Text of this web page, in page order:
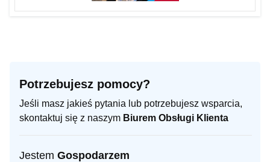
Potrzebujesz pomocy?
Jeśli masz jakieś pytania lub potrzebujesz wsparcia,
skontaktuj się z naszym Biurem Obsługi Klienta
Jestem Gospodarzem